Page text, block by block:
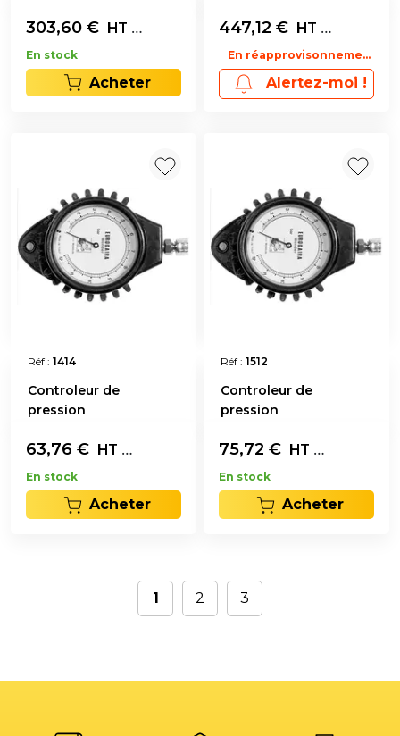
303,60 € HT L'unité
En stock
Acheter
447,12 € HT L'unité
En réapprovisonnement
Alertez-moi !
Réf : 1414
Controleur de
pression
63,76 € HT L'unité
En stock
Acheter
Réf : 1512
Controleur de
pression
75,72 € HT L'unité
En stock
Acheter
1 2 3